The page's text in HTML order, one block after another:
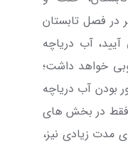
در فصل تابستان
آب دریاچه
خواهد داشت؛
بودن آب دریاچه
فقط در بخش های
مدت زیادی نیز،